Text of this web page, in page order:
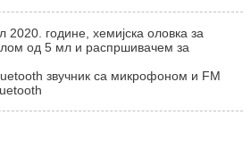
2020. године, хемијска оловка за
од 5 мл и распршивачем за
звучник са микрофоном и FM